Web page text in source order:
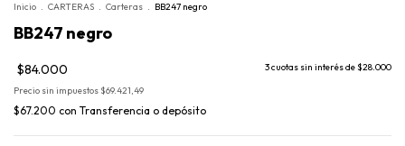
Inicio . CARTERAS . Carteras . BB247 negro
BB247 negro
$84.000 3cuotas sin interés de$28.000
Precio sin impuestos $69.421,49
$67.200 con Transferencia o depósito